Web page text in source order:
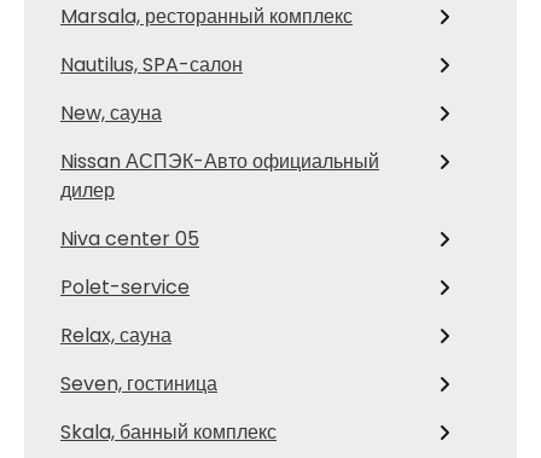
Marsala, ресторанный комплекс
Nautilus, SPA-салон
New, сауна
Nissan АСПЭК-Авто официальный
дилер
Niva center 05
Polet-service
Relax, сауна
Seven, гостиница
Skala, банный комплекс